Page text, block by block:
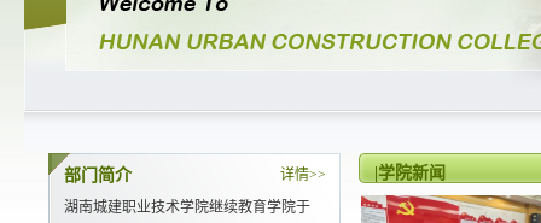
部门简介
详情>>
湖南城建职业技术学院继续教育学院于
|学院新闻